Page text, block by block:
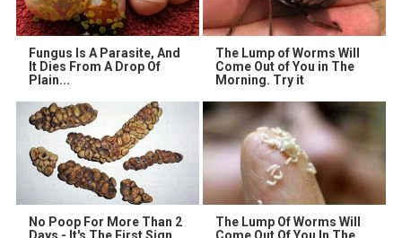
Fungus Is A Parasite, And
It Dies From A Drop Of
Plain...
The Lump of Worms Will
Come Out of You in The
Morning. Try it
No Poop For More Than 2
Days - It's The First Sign
The Lump Of Worms Will
Come Out Of You In The